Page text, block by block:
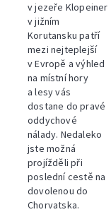
v jezeře Klopeiner
v jižním
Korutansku patří
mezi nejteplejší
v Evropě a výhled
na místní hory
a lesy vás
dostane do pravé
oddychové
nálady. Nedaleko
jste možná
projížděli při
poslední cestě na
dovolenou do
Chorvatska.